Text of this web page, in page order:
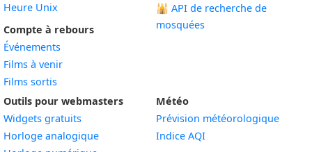
Heure Unix
Compte à rebours
Événements
Films à venir
Films sortis
🕌 API de recherche de
mosquées
Outils pour webmasters
Widgets gratuits
Horloge analogiqueWidget
Météo
Prévision météorologique
Indice AQI